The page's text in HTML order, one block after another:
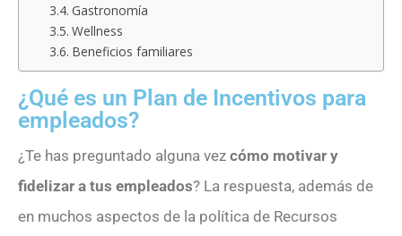
Gastronomía
Wellness
Beneficios familiares
¿Qué es un Plan de Incentivos para
empleados?
¿Te has preguntado alguna vez cómo motivar y
fidelizar a tus empleados? La respuesta, además de
en muchos aspectos de la política de Recursos